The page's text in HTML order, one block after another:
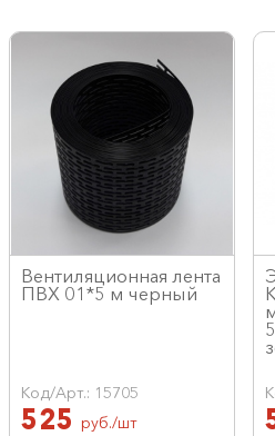
Вентиляционная лента
ПВХ 01*5 м черный
Код/Арт.: 15705
525 руб./шт